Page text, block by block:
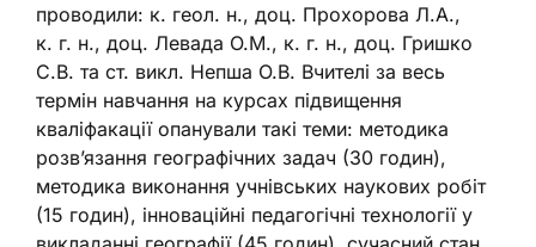
проводили: к. геол. н., доц. Прохорова Л.А.,
к. г. н., доц. Левада О.М., к. г. н., доц. Гришко
С.В. та ст. викл. Непша О.В. Вчителі за весь
термін навчання на курсах підвищення
кваліфакації опанували такі теми: методика
розв’язання географічних задач (30 годин),
методика виконання учнівських наукових робіт
(15 годин), інноваційні педагогічні технології у